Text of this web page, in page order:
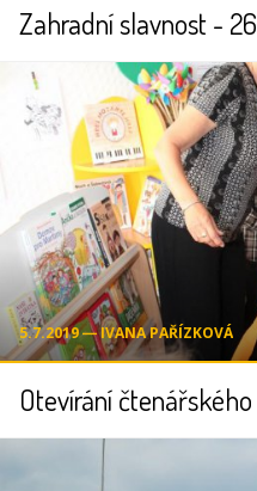
Zahradní slavnost -
5.7.2019 ― IVANA PAŘÍZKOVÁ
Otevírání